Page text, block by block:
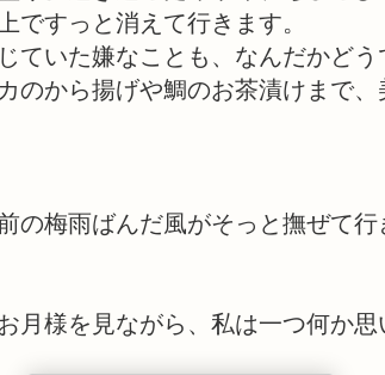
ですっと消えて行きます。
ていた嫌なことも、なんだかど
のから揚げや鯛のお茶漬けまで
の梅雨ばんだ風がそっと撫ぜて行
月様を見ながら、私は一つ何か思